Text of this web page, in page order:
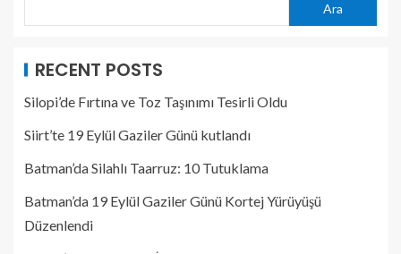
Ara
RECENT POSTS
Silopi’de Fırtına ve Toz Taşınımı Tesirli Oldu
Siirt’te 19 Eylül Gaziler Günü kutlandı
Batman’da Silahlı Taarruz: 10 Tutuklama
Batman’da 19 Eylül Gaziler Günü Kortej Yürüyüşü
Düzenlendi